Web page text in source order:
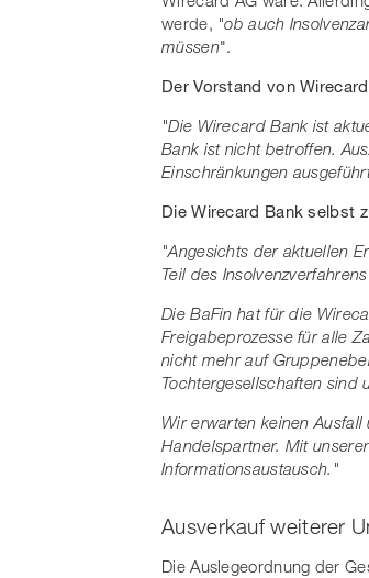
werde, "ob auch
müssen".
Der Vorstand von
"Die Wirecard Bank ist
Bank ist nicht betroffen.
Einschränkungen
Die Wirecard Bank selbst
"Angesichts der aktuellen
Teil des
Die BaFin hat für die
Freigabeprozesse für alle
nicht mehr auf
Tochtergesellschaften sind
Wir erwarten keinen
Handelspartner. Mit
Informationsaustausch."
Ausverkauf weiterer
Die Auslegeordnung der